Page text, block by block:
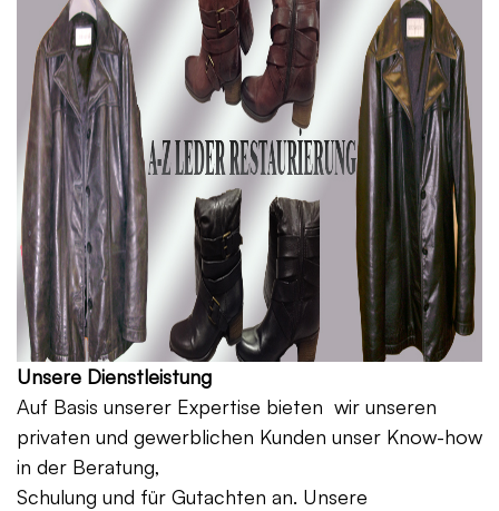
Unsere Dienstleistung
Auf Basis unserer Expertise bieten wir unseren
privaten und gewerblichen Kunden unser Know-how
in der Beratung,
Schulung und für Gutachten an. Unsere